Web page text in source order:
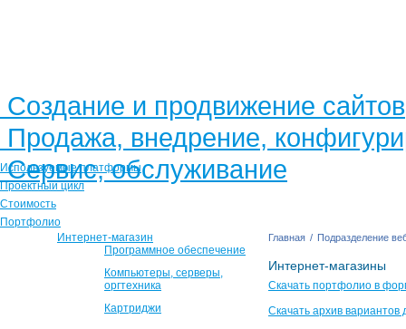
Создание и продвижение сайтов
Продажа, внедрение,
Сервис, обслуживание
Используемые платформы
Проектный цикл
Стоимость
Портфолио
Интернет-магазин
Программное обеспечение
Компьютеры, серверы,
оргтехника
Картриджи
Главная / Подразделение
Интернет-магазины
Скачать портфолио в
Скачать архив вариантов